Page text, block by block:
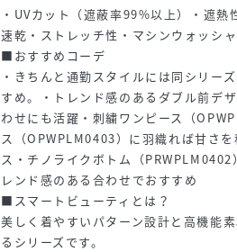
・UVカット（遮蔽率99%以上）・遮
速乾・ストレッチ性・マシンウォッシ
■おすすめコーデ
・きちんと通勤スタイルには同シリー
すめ。・トレンド感のあるダブル前デ
わせにも活躍・刺繍ワンピース（
ス（OPWPLM0403）に羽織れば甘さ
ス・チノライクボトム（
レンド感のある合わせでおすすめ
■スマートビューティとは？
美しく着やすいパターン設計と高機能
るシリーズです。